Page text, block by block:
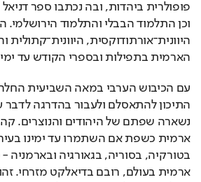
היוונית־אורתודוקסית, היוונית־קתולית
הארמית בתפילות ובספרי הקודש עד ימינו.